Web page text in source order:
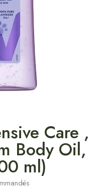
Care ,
Body Oil,
ml)